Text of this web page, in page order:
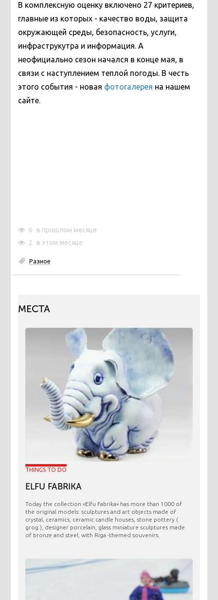
В комплексную оценку включено 27 критериев,
главные из которых - качество воды, защита
окружающей среды, безопасность, услуги,
инфраструкутра и информация. А
неофициально сезон начался в конце мая, в
связи с наступлением теплой погоды. В честь
этого события - новая фотогалерея на нашем
сайте.
6
в прошлом месяце
2
в этом месяце
Разное
МЕСТА
THINGS TO DO
ELFU FABRIKA
Today the collection «Elfu Fabrika» has more than 1000 of
the original models: sculptures and art objects made ​​of
crystal, ceramics, ceramic candle houses, stone pottery (
grog ), designer porcelain, glass miniature sculptures made
of bronze and steel, with Riga -themed souvenirs.